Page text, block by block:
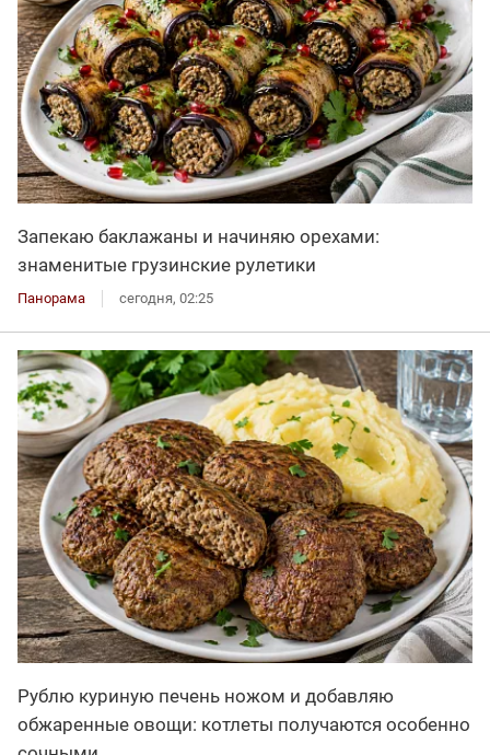
Запекаю баклажаны и начиняю орехами:
знаменитые грузинские рулетики
Панорама сегодня, 02:25
Рублю куриную печень ножом и добавляю
обжаренные овощи: котлеты получаются особенно